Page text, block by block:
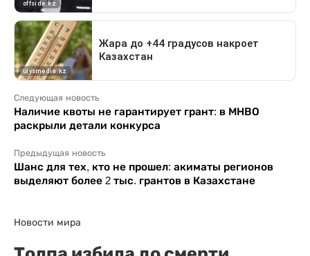
Следующая новость
Наличие квоты не гарантирует грант: в МНВО
раскрыли детали конкурса
Предыдущая новость
Шанс для тех, кто не прошел: акиматы регионов
выделяют более 2 тыс. грантов в Казахстане
Новости мира